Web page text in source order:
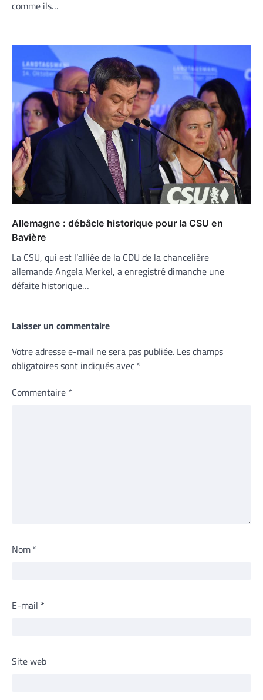
comme ils…
Allemagne : débâcle historique pour la CSU en
Bavière
La CSU, qui est l’alliée de la CDU de la chancelière
allemande Angela Merkel, a enregistré dimanche une
défaite historique…
Laisser un commentaire
Votre adresse e-mail ne sera pas publiée. Les champs
obligatoires sont indiqués avec *
Commentaire *
Nom *
E-mail *
Site web